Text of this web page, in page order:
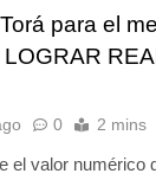
para el
0 2 mins
el valor numérico